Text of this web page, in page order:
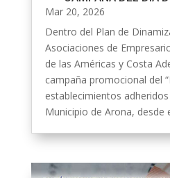
Mar 20, 2026
Dentro del Plan de
Asociaciones de
de las Américas y Costa
campaña promocional del
establecimientos
Municipio de Arona, desde